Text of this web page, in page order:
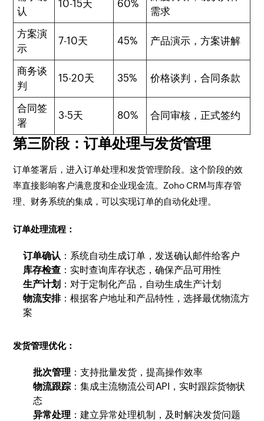
认
10-15天 60%
需求
方案演
示
7-10天 45% 产品演示，方案讲解
商务谈
判
15-20天 35% 价格谈判，合同条款
合同签
署
3-5天 80% 合同审核，正式签约
第三阶段：订单处理与发货管理
订单签署后，进入订单处理和发货管理阶段。这个阶段的效
率直接影响客户满意度和企业现金流。Zoho CRM与库存管
理、财务系统的集成，可以实现订单的自动化处理。
订单处理流程：
订单确认 ：系统自动生成订单，发送确认邮件给客户
库存检查 ：实时查询库存状态，确保产品可用性
生产计划 ：对于定制化产品，自动生成生产计划
物流安排：根据客户地址和产品特性，选择最优物流方
案
发货管理优化：
批次管理 ：支持批量发货，提高操作效率
物流跟踪 ：集成主流物流公司API，实时跟踪货物状
态
异常处理 ：建立异常处理机制，及时解决发货问题